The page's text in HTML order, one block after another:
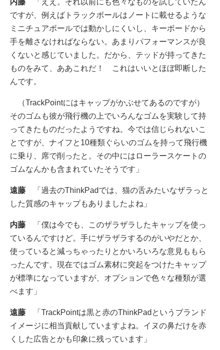
内藤 「ええ。それ以前にも色々なものを試していたん
ですが、例えばトラックボールはノートに載せるような
ミニチュアボールでは動かしにくいし、キーボードから
手を離さなければならない。あまりパフォーマンスが良
くないと感じていました。だから、テッドが持ってきた
ものをみて、ああこれだ！ これはいいとほぼ即断した
んです。
（TrackPointにはキャップがかぶせてあるのですが）
そのゴムも彼が飛行機の上でいろんなゴムを実験して持
ってきたものだったようですね。今では信じられないこ
とですが、ナイフと10種類ぐらいのゴムを持って飛行機
に乗り、席で削ったと。その中にはローラースケートの
ゴムなんかも含まれていたそうです」
遠藤 「過去のThinkPadでは、猫の舌みたいなザラっと
した質感のキャップもありましたよね」
内藤 「僕は今でも、このザラザラしたキャップを使っ
ているんですけど。手にザラザラするのがいやだとか、
使っていると減っちゃったりとかいろいろな意見ももら
ったんです。現在ではゴム素材に突起をつけたキャップ
が標準になっていますが、オプションで色々な種類が選
べます」
遠藤 「TrackPointは黒と赤のThinkPadというブランド
イメージに相当貢献していますよね。イヌの鼻だけを赤
くした広告とかも印象に残っています」